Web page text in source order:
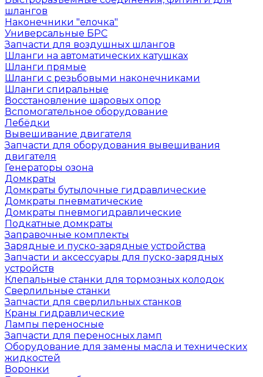
шлангов
Наконечники "елочка"
Универсальные БРС
Запчасти для воздушных шлангов
Шланги на автоматических катушках
Шланги прямые
Шланги с резьбовыми наконечниками
Шланги спиральные
Восстановление шаровых опор
Вспомогательное оборудование
Лебёдки
Вывешивание двигателя
Запчасти для оборудования вывешивания
двигателя
Генераторы озона
Домкраты
Домкраты бутылочные гидравлические
Домкраты пневматические
Домкраты пневмогидравлические
Подкатные домкраты
Заправочные комплекты
Зарядные и пуско-зарядные устройства
Запчасти и аксессуары для пуско-зарядных
устройств
Клепальные станки для тормозных колодок
Сверлильные станки
Запчасти для сверлильных станков
Краны гидравлические
Лампы переносные
Запчасти для переносных ламп
Оборудование для замены масла и технических
жидкостей
Воронки